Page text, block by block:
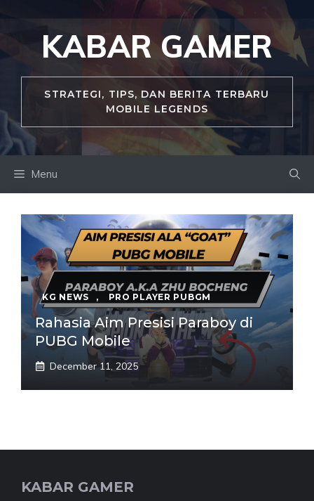
content
KABAR GAMER
STRATEGI, TIPS, DAN BERITA TERBARU
MOBILE LEGENDS
Menu
KG NEWS , PRO PLAYER PUBGM
Rahasia Aim Presisi Paraboy di
PUBG Mobile
December 11, 2025
KABAR GAMER